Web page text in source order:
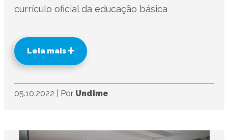
currículo oficial da educação básica
Leia mais
05.10.2022 Por Undime